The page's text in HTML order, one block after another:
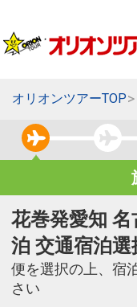
オリオンツアーTOP
花巻発愛知
泊 交通宿泊選
便を選択の上、宿
さい